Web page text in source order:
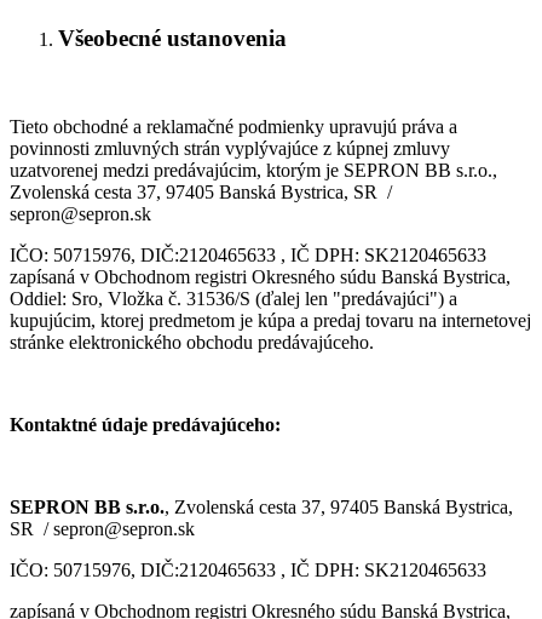
Všeobecné ustanovenia
Tieto obchodné a reklamačné podmienky upravujú práva a
povinnosti zmluvných strán vyplývajúce z kúpnej zmluvy
uzatvorenej medzi predávajúcim, ktorým je SEPRON BB s.r.o.,
Zvolenská cesta 37, 97405 Banská Bystrica, SR /
sepron@sepron.sk
IČO: 50715976, DIČ:2120465633 , IČ DPH: SK2120465633
zapísaná v Obchodnom registri Okresného súdu Banská Bystrica,
Oddiel: Sro, Vložka č. 31536/S (ďalej len "predávajúci") a
kupujúcim, ktorej predmetom je kúpa a predaj tovaru na internetovej
stránke elektronického obchodu predávajúceho.
Kontaktné údaje predávajúceho:
SEPRON BB s.r.o., Zvolenská cesta 37, 97405 Banská Bystrica,
SR / sepron@sepron.sk
IČO: 50715976, DIČ:2120465633 , IČ DPH: SK2120465633
zapísaná v Obchodnom registri Okresného súdu Banská Bystrica,